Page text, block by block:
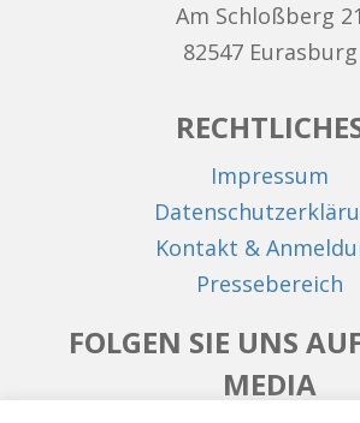
Am Schloßberg 21
82547 Eurasburg
Impressum
Kontakt &
Pressebereich
FOLGEN SIE UNS
MEDIA